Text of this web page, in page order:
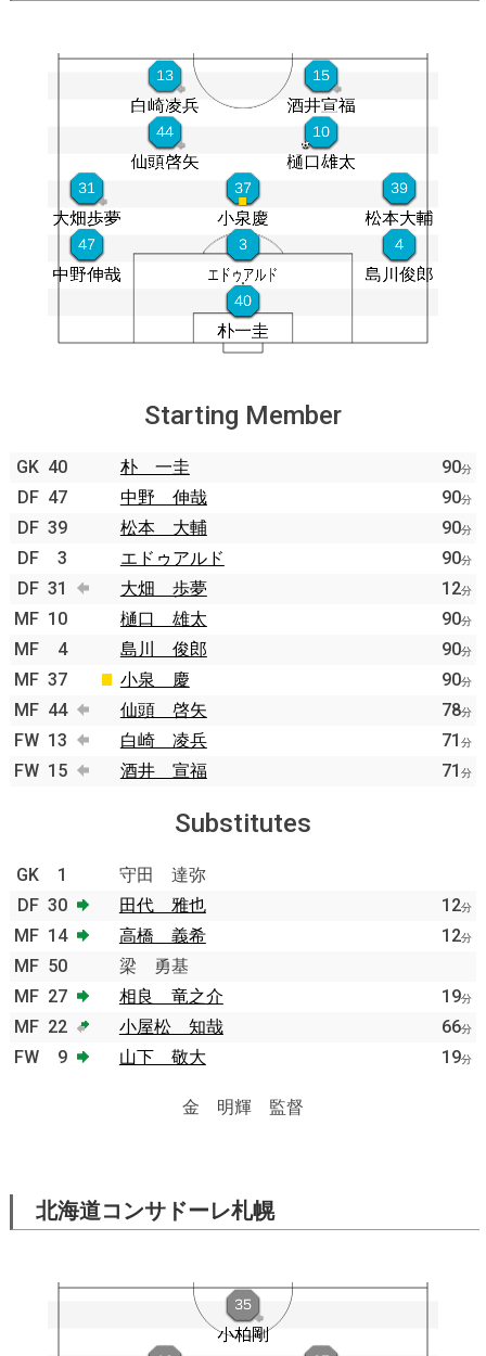
Starting Member
GK 40 朴 一圭 90分
DF 47 中野 伸哉 90分
DF 39 松本 大輔 90分
DF 3 エドゥアルド 90分
DF 31 大畑 歩夢 12分
MF 10 樋口 雄太 90分
MF 4 島川 俊郎 90分
MF 37 小泉 慶 90分
MF 44 仙頭 啓矢 78分
FW 13 白崎 凌兵 71 分
FW 15 酒井 宣福 71 分
Substitutes
GK 1
守田 達弥
DF 30 田代 雅也 12分
MF 14 高橋 義希 12分
MF 50
梁 勇基
MF 27 相良 竜之介 19分
MF 22 小屋松 知哉 66分
FW 9 山下 敬大 19分
金 明輝 監督
北海道コンサドーレ札幌